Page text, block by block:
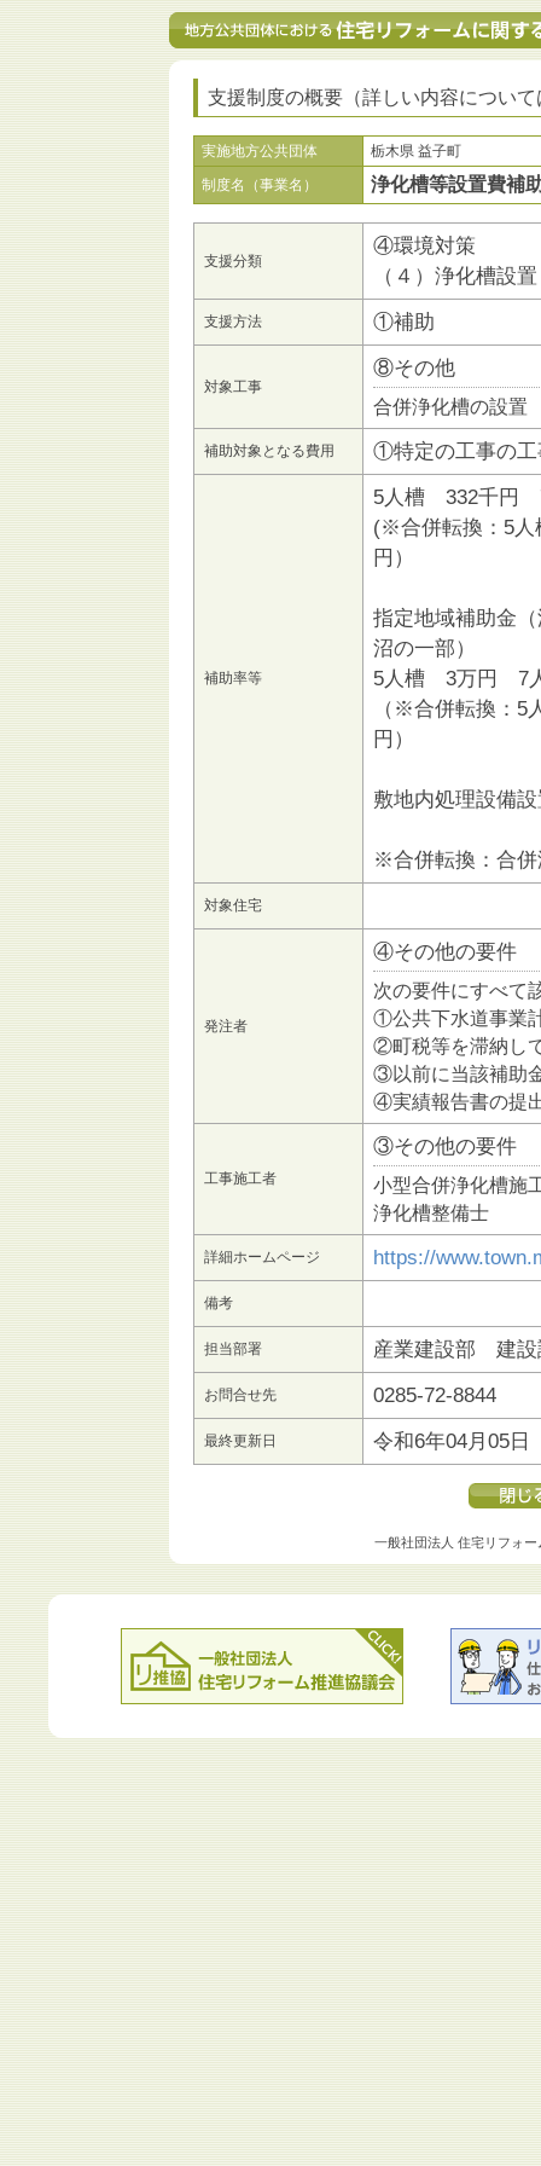
支援制度の概要（詳しい内容につい
実施地方公共団体
栃木県 益子町
制度名（事業名）
浄化槽等設置費補
支援分類
④環境対策
（４）浄化槽設置
支援方法 ①補助
対象工事
⑧その他
合併浄化槽の設置
補助対象となる費用 ①特定の工事の工
補助率等
5人槽 332千円
(※合併転換：5
円）
指定地域補助金
沼の一部）
5人槽 3万円 7
（※合併転換
円）
敷地内処理設備
※合併転換：合併
対象住宅
発注者
④その他の要件
次の要件にすべて
①公共下水道事業
②町税等を滞納し
③以前に当該補助
④実績報告書の提
工事施工者
③その他の要件
小型合併浄化槽施
浄化槽整備士
詳細ホームページ https://
備考
担当部署 産業建設部 建
お問合せ先 0285-72-8844
最終更新日 令和6年04月05日
一般社団法人 住宅リフォー